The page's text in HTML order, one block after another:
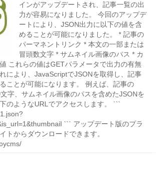
インがアップデートされ、記事一覧の出
力が容易になりました。 今回のアップデ
ートにより、JSON出力に以下の値を含
めることが可能になりました。 * 記事の
パーマネントリンク * 本文の一部または
冒頭数文字 * サムネイル画像のパス * カ
これらの値はGETパラメータで出力の有無
により、JavaScriptでJSONを取得し、記事
ことが可能になります。 例えば、記事の
字、サムネイル画像のパスを含めたJSONを
のようなURLでアクセスします。 ```
``` アップデート版のプラ
トからダウンロードできます。